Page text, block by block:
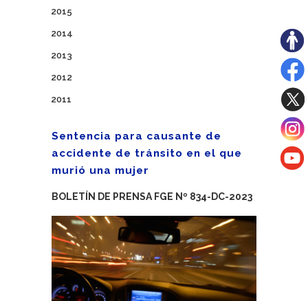
2015
2014
2013
2012
2011
Sentencia para causante de
accidente de tránsito en el que
murió una mujer
BOLETÍN DE PRENSA FGE Nº 834-DC-2023